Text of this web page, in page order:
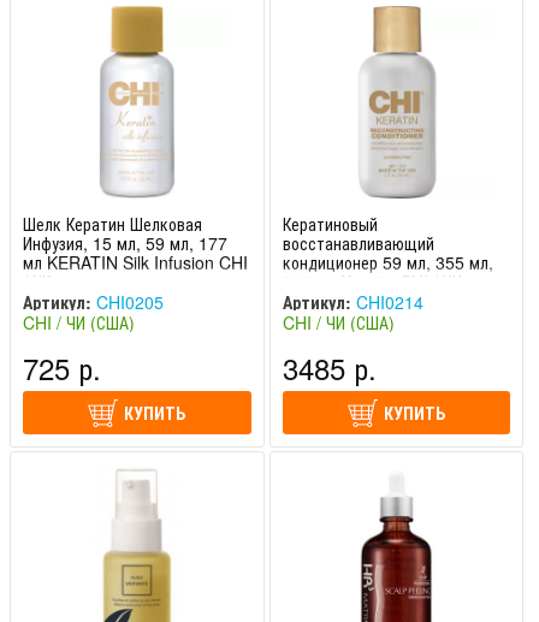
Шелк Кератин Шелковая
Инфузия, 15 мл, 59 мл, 177
мл KERATIN Silk Infusion CHI
/ ЧИ
Артикул: CHI0205
CHI / ЧИ (США)
725 р.
КУПИТЬ
Кератиновый
восстанавливающий
кондиционер 59 мл, 355 мл,
946 мл Keratin CHI / ЧИ
Артикул: CHI0214
CHI / ЧИ (США)
3485 р.
КУПИТЬ